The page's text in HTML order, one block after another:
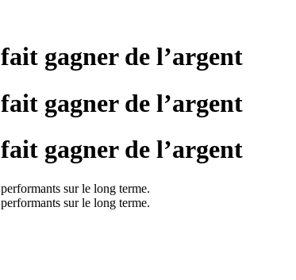
gagner de l’argent
gagner de l’argent
gagner de l’argent
sur le long terme.
sur le long terme.